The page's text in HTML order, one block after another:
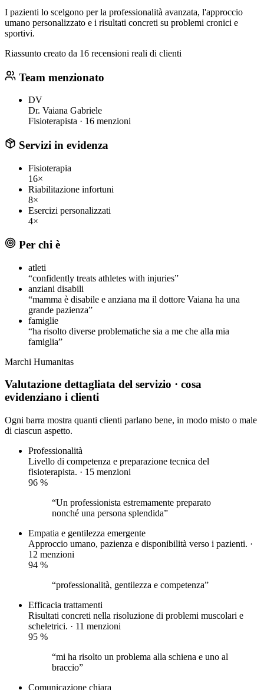
I pazienti lo scelgono per la professionalità avanzata, l'approccio
umano personalizzato e i risultati concreti su problemi cronici e
sportivi.
Riassunto creato da 16 recensioni reali di clienti
Team menzionato
DV
Dr. Vaiana Gabriele
Fisioterapista · 16 menzioni
Servizi in evidenza
Fisioterapia
16×
Riabilitazione infortuni
8×
Esercizi personalizzati
4×
Per chi è
atleti
“confidently treats athletes with injuries”
anziani disabili
“mamma è disabile e anziana ma il dottore Vaiana ha una
grande pazienza”
famiglie
“ha risolto diverse problematiche sia a me che alla mia
famiglia”
Marchi Humanitas
Valutazione dettagliata del servizio · cosa
evidenziano i clienti
Ogni barra mostra quanti clienti parlano bene, in modo misto o male
di ciascun aspetto.
Professionalità
Livello di competenza e preparazione tecnica del
fisioterapista. · 15 menzioni
96 %
“Un professionista estremamente preparato
nonché una persona splendida”
Empatia e gentilezza emergente
Approccio umano, pazienza e disponibilità verso i pazienti. ·
12 menzioni
94 %
“professionalità, gentilezza e competenza”
Efficacia trattamenti
Risultati concreti nella risoluzione di problemi muscolari e
scheletrici. · 11 menzioni
95 %
“mi ha risolto un problema alla schiena e uno al
braccio”
Comunicazione chiara